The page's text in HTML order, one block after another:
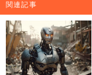
関連記事